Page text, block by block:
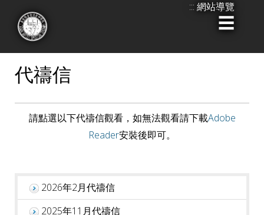
::: 網站導覽
代禱信
請點選以下代禱信觀看，如無法觀看請下載Adobe
Reader安裝後即可。
2026年2月代禱信
2025年11月代禱信